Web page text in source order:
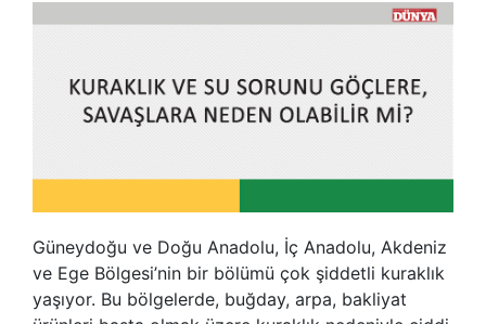
Güneydoğu ve Doğu Anadolu, İç Anadolu, Akdeniz
ve Ege Bölgesi’nin bir bölümü çok şiddetli kuraklık
yaşıyor. Bu bölgelerde, buğday, arpa, bakliyat